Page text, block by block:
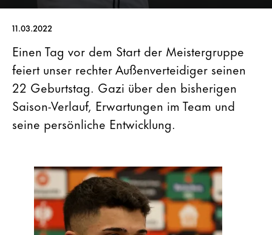
11.03.2022
Einen Tag vor dem Start der Meistergruppe
feiert unser rechter Außenverteidiger seinen
22 Geburtstag. Gazi über den bisherigen
Saison-Verlauf, Erwartungen im Team und
seine persönliche Entwicklung.